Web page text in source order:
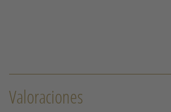
Valoraciones